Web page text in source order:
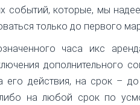
событий, которые, мы
только до первого
часа икс
дополнительного
его действия, на срок –
на любой срок по